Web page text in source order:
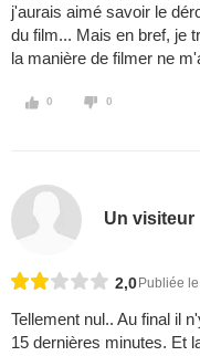
j'aurais aimé savoir le
du film... Mais en bref, je
la manière de filmer ne
0 0
Un visiteur
2,0 Publiée
Tellement nul.. Au final il
15 dernières minutes. Et